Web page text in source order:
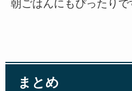
朝ごはんにもぴったりで
まとめ